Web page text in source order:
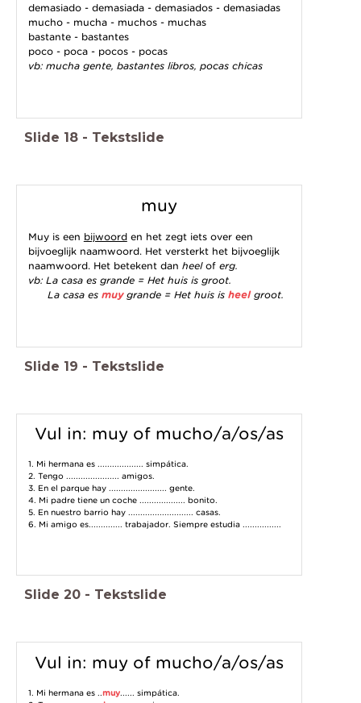
demasiado - demasiada - demasiados - demasiadas
mucho - mucha - muchos - muchas
bastante - bastantes
poco - poca - pocos - pocas
vb: mucha gente, bastantes libros, pocas chicas
Slide 18 - Tekstslide
muy
Muy is een bijwoorden het zegt iets over een
bijvoeglijk naamwoord. Het versterkt het bijvoeglijk
naamwoord. Het betekent dan heel of erg.
vb: La casa es grande = Het huis is groot.
La casa es muygrande = Het huis is heelgroot.
Slide 19 - Tekstslide
Vul in: muy of mucho/a/os/as
1. Mi hermana es ................... simpática.
2. Tengo ...................... amigos.
3. En el parque hay ........................ gente.
4. Mi padre tiene un coche ................... bonito.
5. En nuestro barrio hay ........................... casas.
6. Mi amigo es.............. trabajador. Siempre estudia ................
Slide 20 - Tekstslide
Vul in: muy of mucho/a/os/as
1. Mi hermana es ..muy...... simpática.